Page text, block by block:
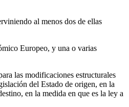
al menos dos de ellas
Europeo, y una o varias
las modificaciones estructurales
del Estado de origen, en la
en la medida en que es la ley a